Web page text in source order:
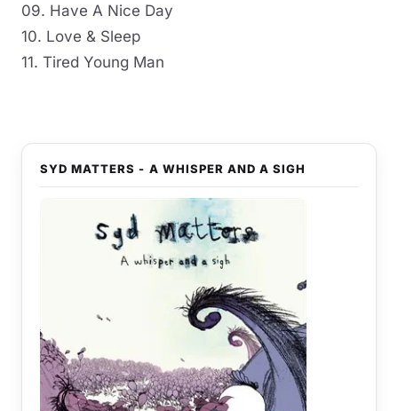
09. Have A Nice Day
10. Love & Sleep
11. Tired Young Man
SYD MATTERS - A WHISPER AND A SIGH